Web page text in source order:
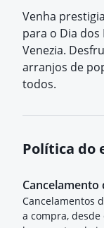
Venha
para o Dia dos
Venezia.
arranjos de
todos.
Política do
Cancelamento
Cancelamentos
a compra,